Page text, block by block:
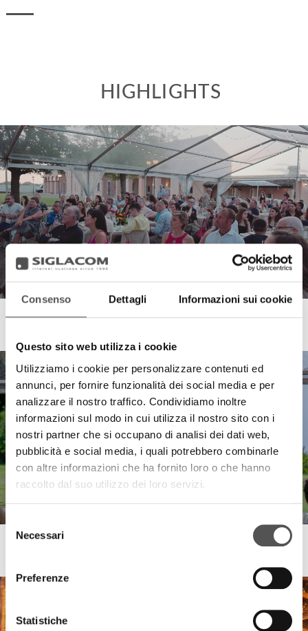
Consenso Dettagli Informazioni sui cookie
Questo sito web utilizza i cookie
Utilizziamo i cookie per personalizzare contenuti ed
annunci, per fornire funzionalità dei social media e per
analizzare il nostro traffico. Condividiamo inoltre
informazioni sul modo in cui utilizza il nostro sito con i
nostri partner che si occupano di analisi dei dati web,
pubblicità e social media, i quali potrebbero combinarle
con altre informazioni che ha fornito loro o che hanno
raccolto dal suo utilizzo dei loro servizi.
delNecessari
Preferenze
Statistiche
HIGHLIGHTS
Flor de Pacifico